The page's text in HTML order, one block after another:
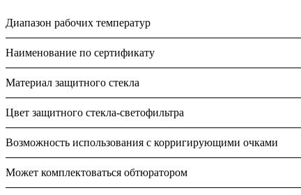
Диапазон рабочих температур
Наименование по сертификату
Материал защитного стекла
Цвет защитного стекла-светофильтра
Возможность использования с корригирующими очками
Может комплектоваться обтюратором